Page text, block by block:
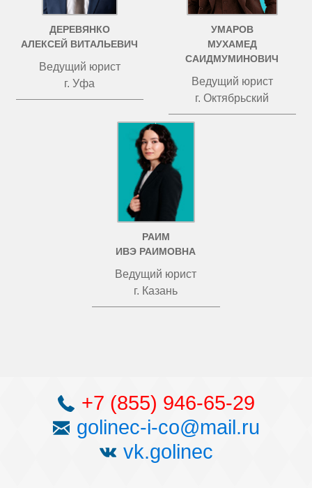
ДЕРЕВЯНКО
АЛЕКСЕЙ ВИТАЛЬЕВИЧ
Ведущий юрист
г. Уфа
УМАРОВ
МУХАМЕД
САИДМУМИНОВИЧ
Ведущий юрист
г. Октябрьский
РАИМ
ИВЭ РАИМОВНА
Ведущий юрист
г. Казань
+7 (855) 946-65-29
golinec-i-co@mail.ru
vk.golinec